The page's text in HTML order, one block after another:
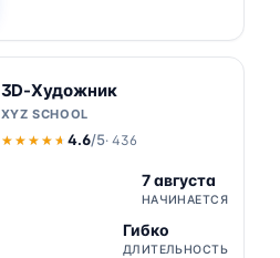
3D-Художник
XYZ SCHOOL
★★★★★
★★★★★ 4.6/5· 436
7 августа
НАЧИНАЕТСЯ
Гибко
ДЛИТЕЛЬНОСТЬ